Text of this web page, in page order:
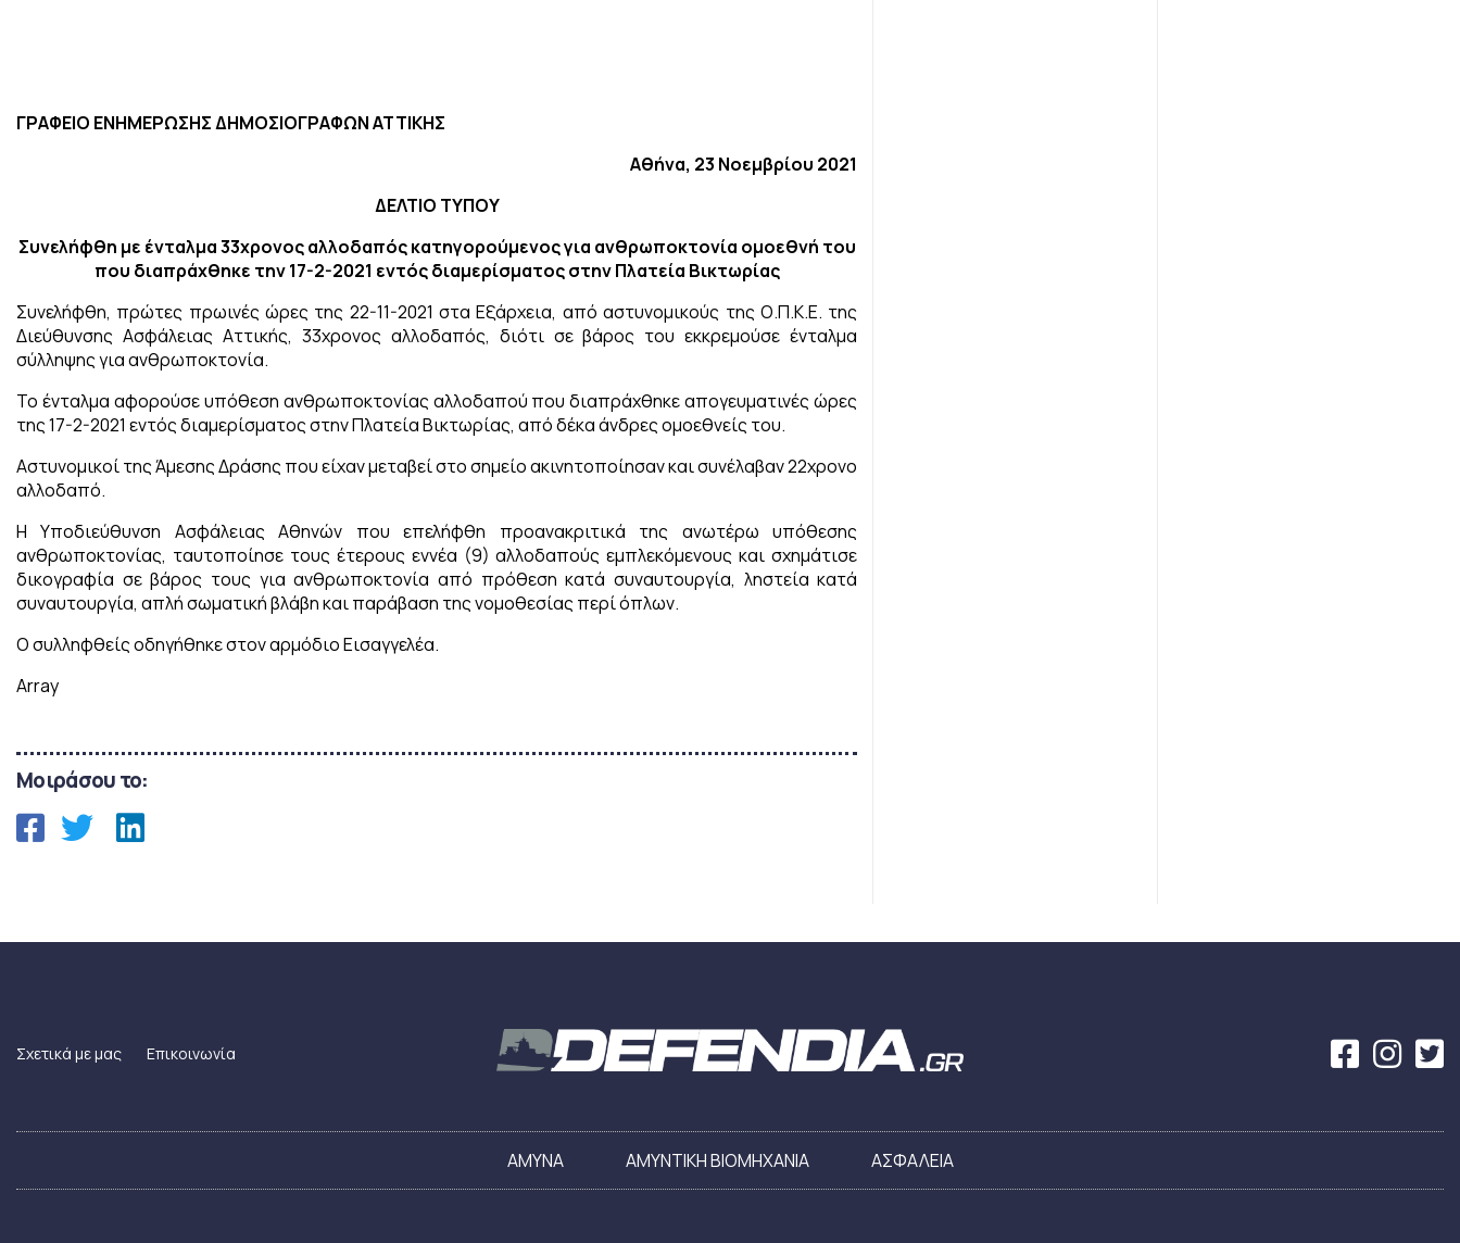
ΓΡΑΦΕΙΟ ΕΝΗΜΕΡΩΣΗΣ ΔΗΜΟΣΙΟΓΡΑΦΩΝ ΑΤΤΙΚΗΣ
Αθήνα, 23 Νοεμβρίου 2021
ΔΕΛΤΙΟ ΤΥΠΟΥ
Συνελήφθη με ένταλμα 33χρονος αλλοδαπός κατηγορούμενος για ανθρωποκτονία ομοεθνή του
που διαπράχθηκε την 17-2-2021 εντός διαμερίσματος στην Πλατεία Βικτωρίας
Συνελήφθη, πρώτες πρωινές ώρες της 22-11-2021 στα Εξάρχεια, από αστυνομικούς της Ο.Π.Κ.Ε. της
Διεύθυνσης Ασφάλειας Αττικής, 33χρονος αλλοδαπός, διότι σε βάρος του εκκρεμούσε ένταλμα
σύλληψης για ανθρωποκτονία.
Το ένταλμα αφορούσε υπόθεση ανθρωποκτονίας αλλοδαπού που διαπράχθηκε απογευματινές ώρες
της 17-2-2021 εντός διαμερίσματος στην Πλατεία Βικτωρίας, από δέκα άνδρες ομοεθνείς του.
Αστυνομικοί της Άμεσης Δράσης που είχαν μεταβεί στο σημείο ακινητοποίησαν και συνέλαβαν 22χρονο
αλλοδαπό.
Η Υποδιεύθυνση Ασφάλειας Αθηνών που επελήφθη προανακριτικά της ανωτέρω υπόθεσης
ανθρωποκτονίας, ταυτοποίησε τους έτερους εννέα (9) αλλοδαπούς εμπλεκόμενους και σχημάτισε
δικογραφία σε βάρος τους για ανθρωποκτονία από πρόθεση κατά συναυτουργία, ληστεία κατά
συναυτουργία, απλή σωματική βλάβη και παράβαση της νομοθεσίας περί όπλων.
Ο συλληφθείς οδηγήθηκε στον αρμόδιο Εισαγγελέα.
Array
Μοιράσου το:
Σχετικά με μας Επικοινωνία
ΑΜΥΝΑ ΑΜΥΝΤΙΚΗ ΒΙΟΜΗΧΑΝΙΑ ΑΣΦΑΛΕΙΑ